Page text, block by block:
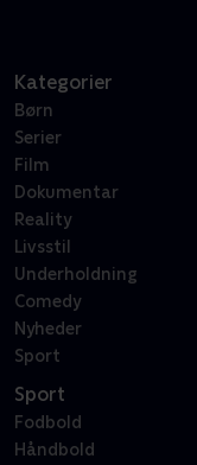
Kategorier
Børn
Serier
Film
Dokumentar
Reality
Livsstil
Underholdning
Comedy
Nyheder
Sport
Sport
Fodbold
Håndbold